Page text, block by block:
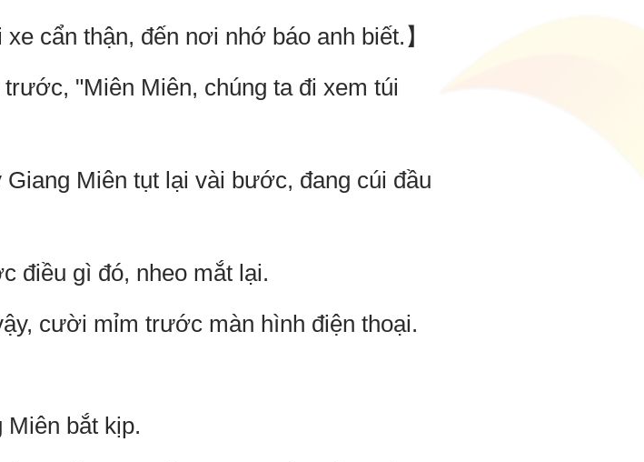
cẩn thận, đến nơi nhớ báo anh biết.】
"Miên Miên, chúng ta đi xem túi
Miên tụt lại vài bước, đang cúi đầu
điều gì đó, nheo mắt lại.
cười mỉm trước màn hình điện thoại.
bắt kịp.